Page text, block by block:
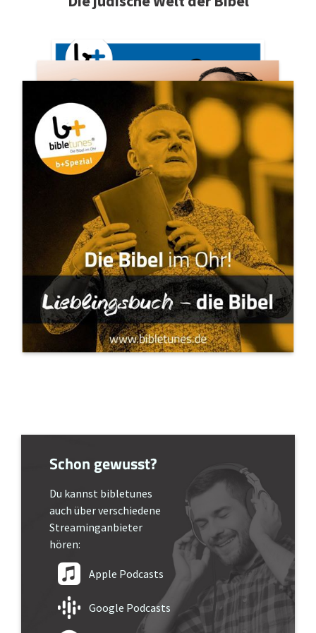
Schon gewusst?
Du kannst bibletunes
auch über verschiedene
Streaminganbieter
hören:
Apple Podcasts
Google Podcasts